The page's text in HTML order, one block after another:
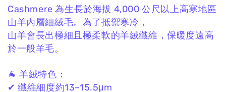
Cashmere 為生長於海拔 4,000 公尺以上高寒地區
山羊內層細絨毛。 為了抵禦寒冷，
山羊會長出極細且極柔軟的羊絨纖維，保暖度遠高
於一般羊毛。
🐐 羊絨特色：
✔ 纖維細度約13–15.5μm